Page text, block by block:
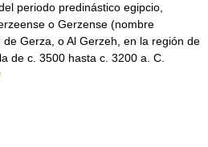
periodo predinástico egipcio,
o Gerzense (nombre
Gerza, o Al Gerzeh, en la región de
de c. 3500 hasta c. 3200 a. C.